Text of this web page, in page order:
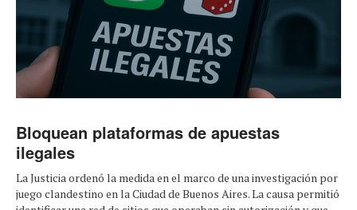
Bloquean plataformas de apuestas
ilegales
La Justicia ordenó la medida en el marco de una investigación por
juego clandestino en la Ciudad de Buenos Aires. La causa permitió